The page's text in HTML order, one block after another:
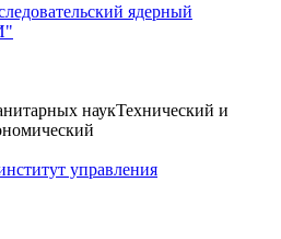
ядерный
наукТехнический и
управления